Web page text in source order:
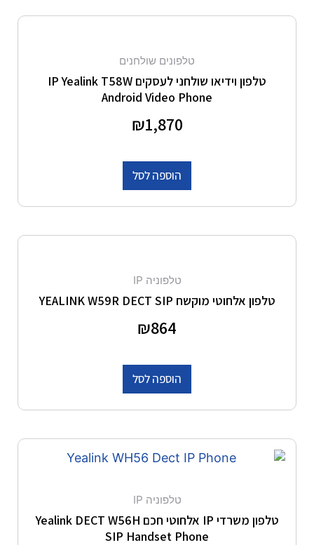
טלפונים שולחנים
טלפון וידיאו שולחני לעסקים IP Yealink T58W
Android Video Phone
₪1,870
הוספה לסל
טלפוניה IP
טלפון אלחוטי מוקשח YEALINK W59R DECT SIP
₪864
הוספה לסל
טלפוניה IP
טלפון משרדי IP אלחוטי חכם Yealink DECT W56H
SIP Handset Phone